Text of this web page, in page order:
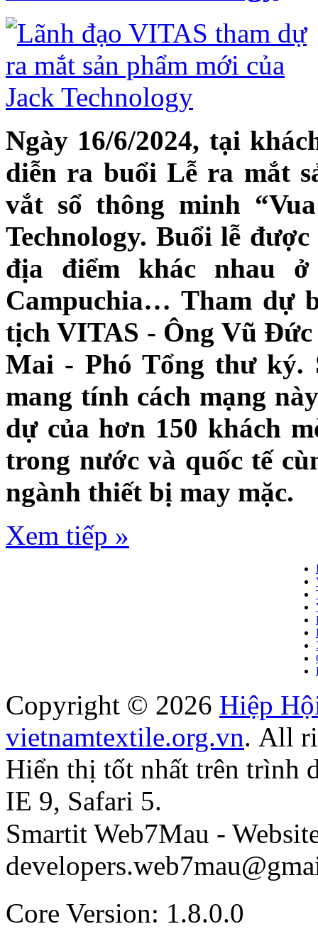
Ngày 16/6/2024, tại
diễn ra buổi Lễ ra mắt
vắt sổ thông minh
Technology. Buổi lễ
địa điểm khác nhau
Campuchia… Tham dự
tịch VITAS - Ông Vũ
Mai - Phó Tổng thư ký.
mang tính cách mạng
dự của hơn 150 khách
trong nước và quốc tế
ngành thiết bị may mặc.
Xem tiếp »
Copyright © 2026 Hiệp
vietnamtextile.org.vn. All
Hiển thị tốt nhất trên trình
IE 9, Safari 5.
Smartit Web7Mau -
Core Version: 1.8.0.0